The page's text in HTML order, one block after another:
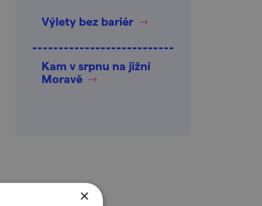
Výlety bez bariér
Kam v srpnu na jižní
Moravě
×